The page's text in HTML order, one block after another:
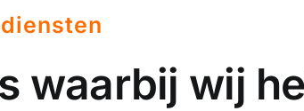
waarbij wij